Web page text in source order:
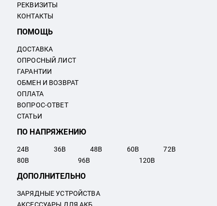
РЕКВИЗИТЫ
КОНТАКТЫ
ПОМОЩЬ
ДОСТАВКА
ОПРОСНЫЙ ЛИСТ
ГАРАНТИИ
ОБМЕН И ВОЗВРАТ
ОПЛАТА
ВОПРОС-ОТВЕТ
СТАТЬИ
ПО НАПРЯЖЕНИЮ
24В 36В 48В 60В 72В
80В 96В 120В
ДОПОЛНИТЕЛЬНО
ЗАРЯДНЫЕ УСТРОЙСТВА
АКСЕССУАРЫ ДЛЯ АКБ